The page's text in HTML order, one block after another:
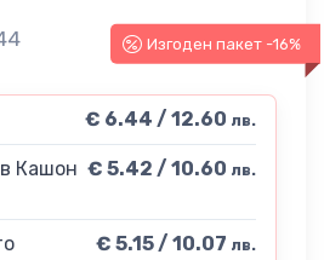
Изгоден пакет -16%
€ 6.44 / 12.60 лв.
Кашон € 5.42 / 10.60 лв.
€ 5.15 / 10.07 лв.